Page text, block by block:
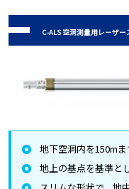
C-ALS 空洞測量用レーザ
地下空洞内を150m
地上の基点を基準と